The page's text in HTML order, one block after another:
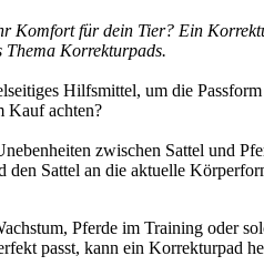
Komfort für dein Tier? Ein
Korrekturpads.
Hilfsmittel, um die
Kauf achten?
zwischen Sattel und
Sattel an die aktuelle
Pferde im Training oder
passt, kann ein Korrekturpad